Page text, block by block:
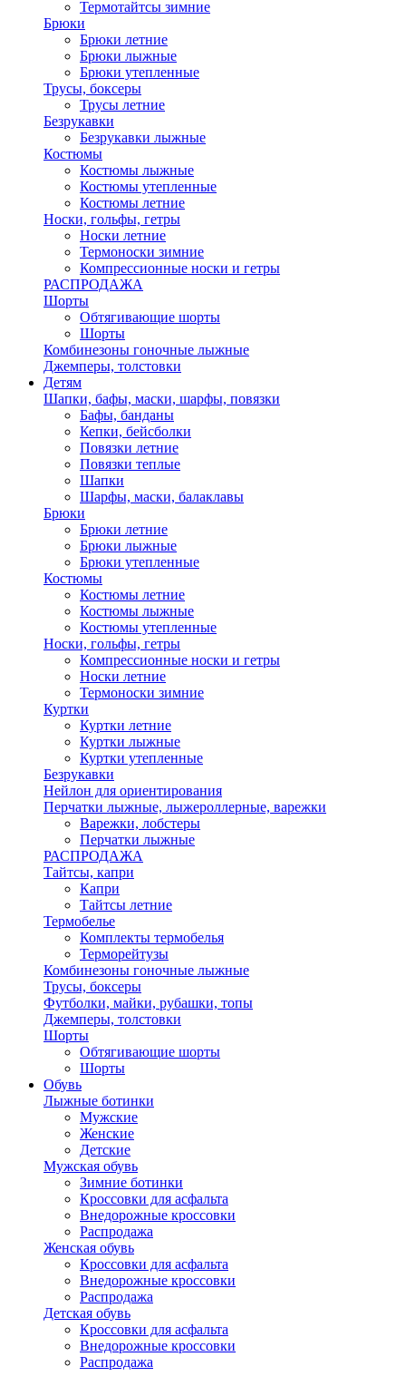
Термотайтсы зимние
Брюки
Брюки летние
Брюки лыжные
Брюки утепленные
Трусы, боксеры
Трусы летние
Безрукавки
Безрукавки лыжные
Костюмы
Костюмы лыжные
Костюмы утепленные
Костюмы летние
Носки, гольфы, гетры
Носки летние
Термоноски зимние
Компрессионные носки и гетры
РАСПРОДАЖА
Шорты
Обтягивающие шорты
Шорты
Комбинезоны гоночные лыжные
Джемперы, толстовки
Детям
Шапки, бафы, маски, шарфы, повязки
Бафы, банданы
Кепки, бейсболки
Повязки летние
Повязки теплые
Шапки
Шарфы, маски, балаклавы
Брюки
Брюки летние
Брюки лыжные
Брюки утепленные
Костюмы
Костюмы летние
Костюмы лыжные
Костюмы утепленные
Носки, гольфы, гетры
Компрессионные носки и гетры
Носки летние
Термоноски зимние
Куртки
Куртки летние
Куртки лыжные
Куртки утепленные
Безрукавки
Нейлон для ориентирования
Перчатки лыжные, лыжероллерные, варежки
Варежки, лобстеры
Перчатки лыжные
РАСПРОДАЖА
Тайтсы, капри
Капри
Тайтсы летние
Термобелье
Комплекты термобелья
Терморейтузы
Комбинезоны гоночные лыжные
Трусы, боксеры
Футболки, майки, рубашки, топы
Джемперы, толстовки
Шорты
Обтягивающие шорты
Шорты
Обувь
Лыжные ботинки
Мужские
Женские
Детские
Мужская обувь
Зимние ботинки
Кроссовки для асфальта
Внедорожные кроссовки
Распродажа
Женская обувь
Кроссовки для асфальта
Внедорожные кроссовки
Распродажа
Детская обувь
Кроссовки для асфальта
Внедорожные кроссовки
Распродажа